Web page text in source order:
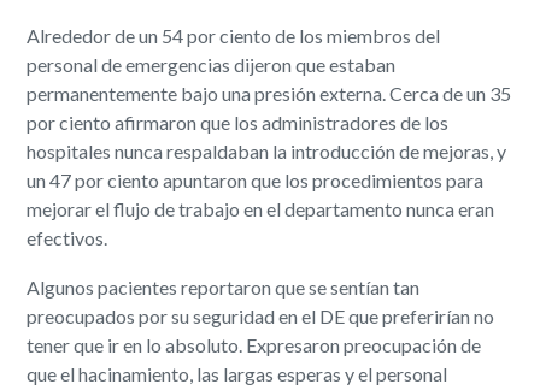
Alrededor de un 54 por ciento de los miembros del
personal de emergencias dijeron que estaban
permanentemente bajo una presión externa. Cerca de un 35
por ciento afirmaron que los administradores de los
hospitales nunca respaldaban la introducción de mejoras, y
un 47 por ciento apuntaron que los procedimientos para
mejorar el flujo de trabajo en el departamento nunca eran
efectivos.
Algunos pacientes reportaron que se sentían tan
preocupados por su seguridad en el DE que preferirían no
tener que ir en lo absoluto. Expresaron preocupación de
que el hacinamiento, las largas esperas y el personal